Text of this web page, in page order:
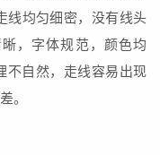
线均匀细密，没有线头
，字体规范，颜色均
不自然，走线容易出现
。